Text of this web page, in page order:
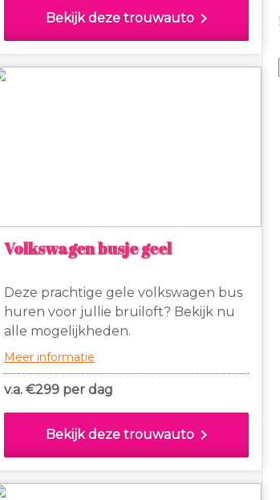
Bekijk deze trouwautochevron_right
Volkswagen busje geel
Deze prachtige gele volkswagen bus
huren voor jullie bruiloft? Bekijk nu
alle mogelijkheden.
Meer informatie
v.a. €299 per dag
Bekijk deze trouwautochevron_right